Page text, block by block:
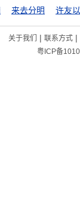
来去分明 许友
关于我们 | 联系方式|
粤ICP备